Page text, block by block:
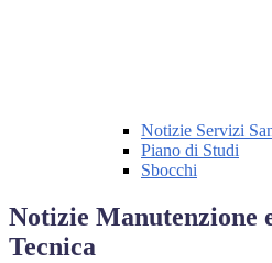
Notizie Servizi
Piano di Studi
Sbocchi
Notizie Manutenzione
Tecnica